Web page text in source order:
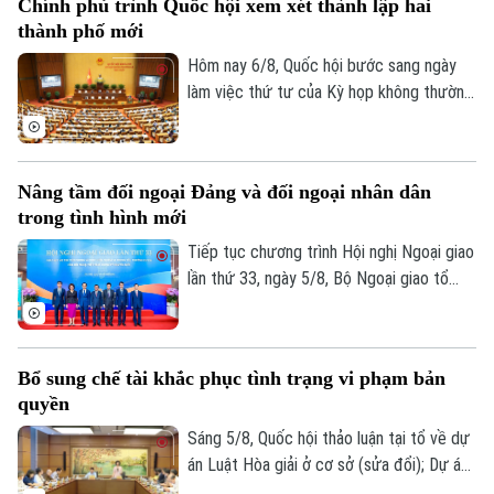
Nam Tô Lâm cùng đoàn đại biểu cấp cao
Australia và New Zealand từ ngày 9 đến
ngày 14/8/2026.
Chính phủ trình Quốc hội xem xét thành lập hai
thành phố mới
Hôm nay 6/8, Quốc hội bước sang ngày
làm việc thứ tư của Kỳ họp không thường
trong đó có việc thành lập thành phố
Nâng tầm đối ngoại Đảng và đối ngoại nhân dân
trong tình hình mới
Tiếp tục chương trình Hội nghị Ngoại giao
lần thứ 33, ngày 5/8, Bộ Ngoại giao tổ
Chính trị, Thường trực Ban Bí thư Trung
Bổ sung chế tài khắc phục tình trạng vi phạm bản
quyền
Sáng 5/8, Quốc hội thảo luận tại tổ về dự
án Luật Hòa giải ở cơ sở (sửa đổi); Dự án